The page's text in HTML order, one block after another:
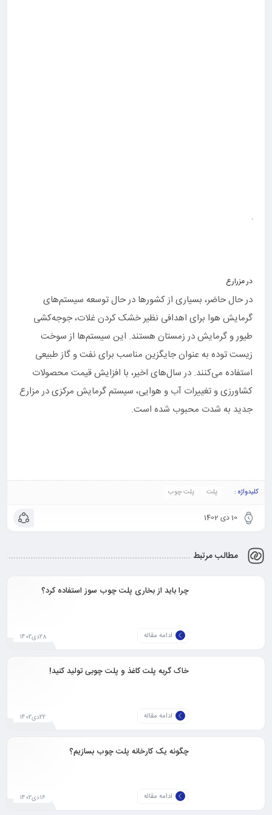
در مزرارع
در حال حاضر، بسیاری از کشورها در حال توسعه سیستم‌های
گرمایش هوا برای اهدافی نظیر خشک کردن غلات، جوجه‌کشی
طیور و گرمایش در زمستان هستند. این سیستم‌ها از سوخت
زیست توده به عنوان جایگزین مناسب برای نفت و گاز طبیعی
استفاده می‌کنند. در سال‌های اخیر، با افزایش قیمت محصولات
کشاورزی و تغییرات آب و هوایی، سیستم گرمایش مرکزی در مزارع
جدید به شدت محبوب شده است.
کلیدواژه : پلت پلت چوب
10 دی 1402
مطالب مرتبط
چرا باید از بخاری پلت چوب سوز استفاده کرد؟
ادامه مقاله 28دی1402
خاک گربه پلت کاغذ و پلت چوبی تولید کنید!
ادامه مقاله 22دی1402
چگونه یک کارخانه پلت چوب بسازیم؟
ادامه مقاله 16دی1402